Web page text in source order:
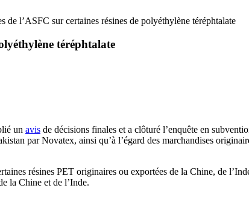
de l’ASFC sur certaines résines de polyéthylène téréphtalate
téréphtalate
un avis de décisions finales et a clôturé l’enquête en
par Novatex, ainsi qu’à l’égard des marchandises
résines PET originaires ou exportées de la Chine, de
la Chine et de l’Inde.